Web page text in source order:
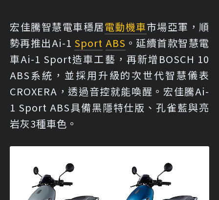
宏佳騰智慧電車穩居電動機車市場亞軍，順
勢再推出Ai-1 Sport ABS 。延續首款智慧電
車Ai-1 Sport造車工藝，再新增BOSCH 10
ABS系統，並採用升級的次世代智慧儀表
CROXERA，透過音控就能喚醒。宏佳騰Ai-
1 Sport ABS具備黑隱特仕版、孔雀藍與亮
岩灰3種車色。